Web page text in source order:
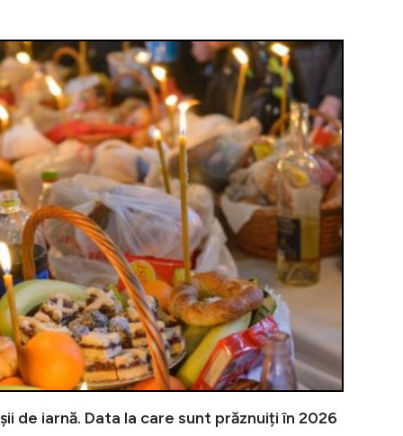
Când pică
de iarnă. Data la care sunt prăznuiți în 2026